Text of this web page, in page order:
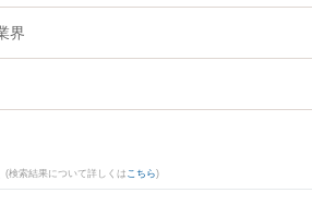
界
(検索結果について詳しくは こちら)